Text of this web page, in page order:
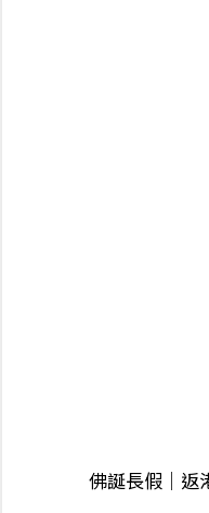
佛誕長假｜返